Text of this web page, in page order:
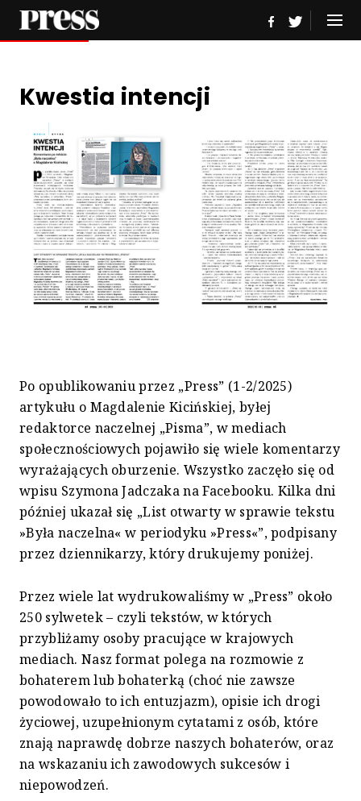
Kwestia intencji
Po opublikowaniu przez „Press” (1-2/2025)
artykułu o Magdalenie Kicińskiej, byłej
redaktorce naczelnej „Pisma”, w mediach
społecznościowych pojawiło się wiele komentarzy
wyrażających oburzenie. Wszystko zaczęło się od
wpisu Szymona Jadczaka na Facebooku. Kilka dni
później ukazał się „List otwarty w sprawie tekstu
»Była naczelna« w periodyku »Press«”, podpisany
przez dziennikarzy, który drukujemy poniżej.
Przez wiele lat wydrukowaliśmy w „Press” około
250 sylwetek – czyli tekstów, w których
przybliżamy osoby pracujące w krajowych
mediach. Nasz format polega na rozmowie z
bohaterem lub bohaterką (choć nie zawsze
powodowało to ich entuzjazm), opisie ich drogi
życiowej, uzupełnionym cytatami z osób, które
znają naprawdę dobrze naszych bohaterów, oraz
na wskazaniu ich zawodowych sukcesów i
niepowodzeń.